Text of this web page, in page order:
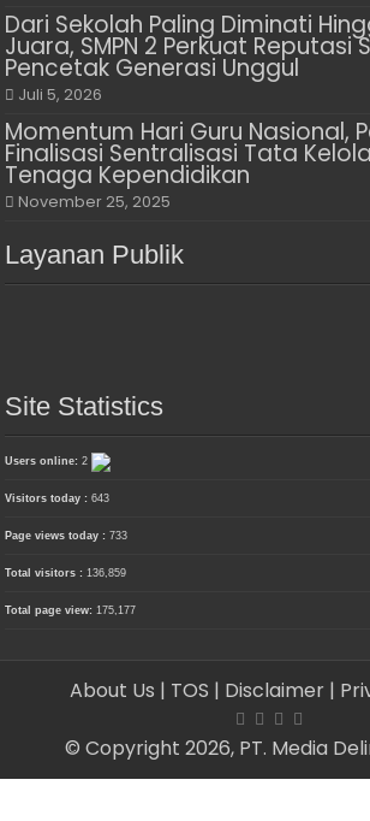
Dari Sekolah Paling Diminati
Juara, SMPN 2 Perkuat Reputasi
Pencetak Generasi Unggul
Juli 5, 2026
Momentum Hari Guru Nasional,
Finalisasi Sentralisasi Tata
Tenaga Kependidikan
November 25, 2025
Layanan Publik
Site Statistics
Users online:2
Visitors today :643
Page views today :733
Total visitors :136,859
Total page view:175,177
About Us | TOS | Disclaimer |
© Copyright 2026, PT. Media